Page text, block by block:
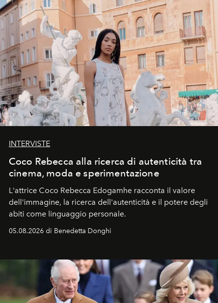
INTERVISTE
Coco Rebecca alla ricerca di autenticità tra
cinema, moda e sperimentazione
L'attrice Coco Rebecca Edogamhe racconta il valore
dell'immagine, la ricerca dell'autenticità e il potere degli
abiti come linguaggio personale.
05.08.2026 di Benedetta Donghi